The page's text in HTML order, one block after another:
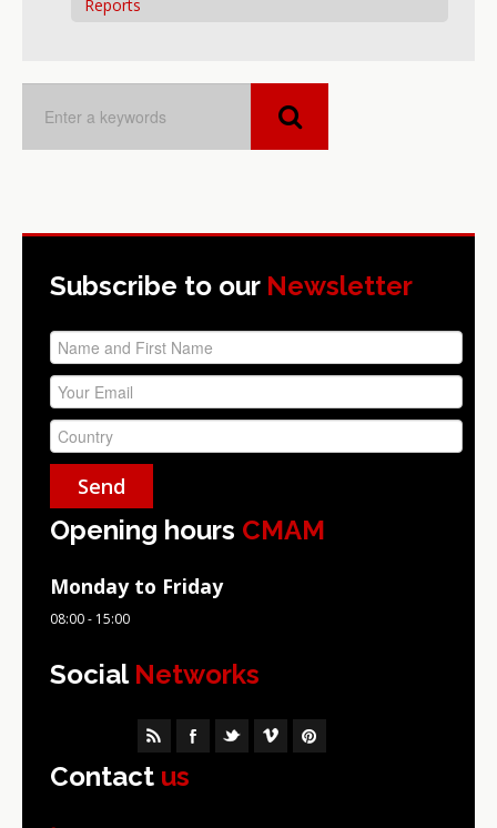
Reports
Subscribe to our Newsletter
Opening hours CMAM
Monday to Friday
08:00 - 15:00
Social Networks
Contact us